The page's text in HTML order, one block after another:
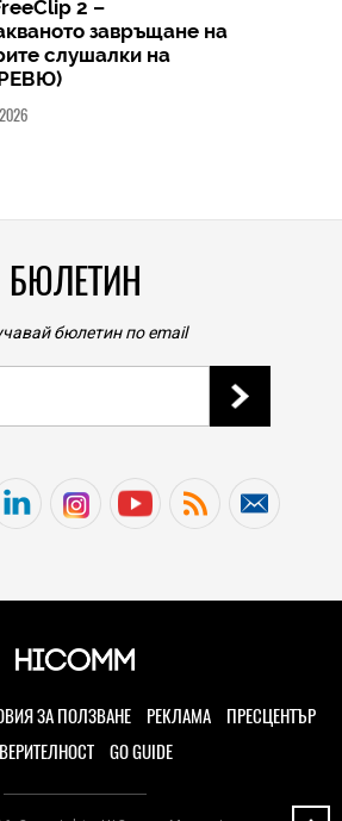
2 –
завръщане на
слушалки на
БЮЛЕТИН
бюлетин по email
ЗА ПОЛЗВАНЕ РЕКЛАМА
ПРЕСЦЕНТЪР
GO GUIDE